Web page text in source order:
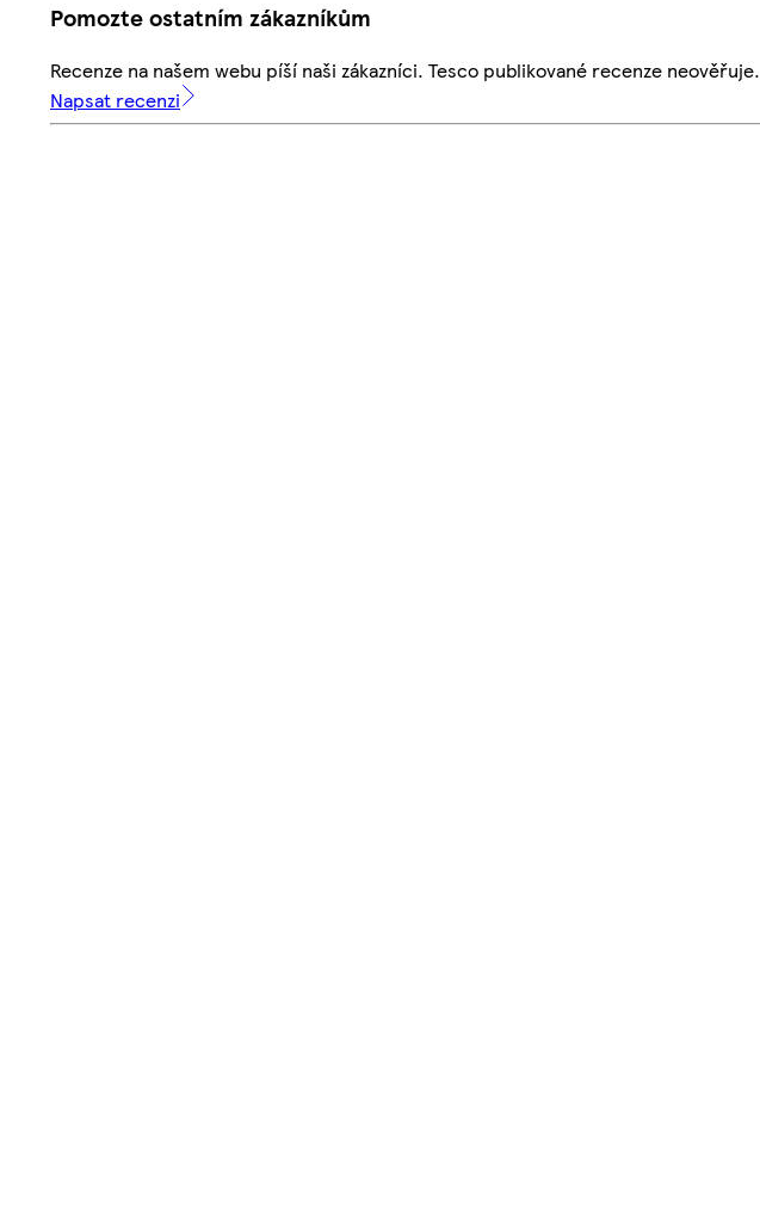
Pomozte ostatním zákazníkům
Recenze na našem webu píší naši zákazníci. Tesco publikované recenze neověřuje.
Napsat recenzi